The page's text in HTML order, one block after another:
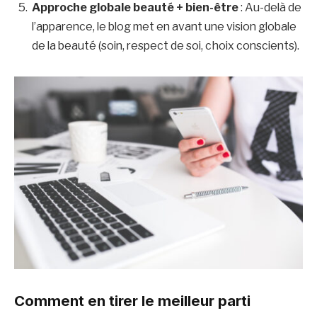
Approche globale beauté + bien-être: Au-delà de
l’apparence, le blog met en avant une vision globale
de la beauté (soin, respect de soi, choix conscients).
Comment en tirer le meilleur parti